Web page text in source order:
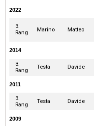
2022
3.
Rang
Marino Matteo
2014
3.
Rang
Testa Davide
2011
3.
Rang
Testa Davide
2009